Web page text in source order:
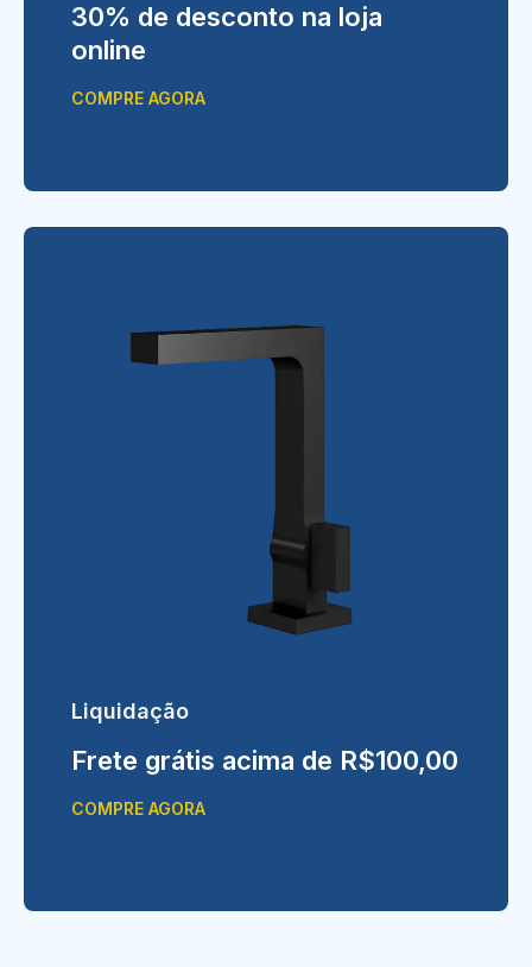
30% de desconto na loja
online
COMPRE AGORA
Liquidação
Frete grátis acima de R$100,00
COMPRE AGORA